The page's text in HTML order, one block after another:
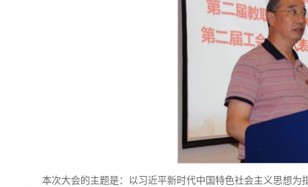
本次大会的主题是：以习近平新时代中国特色社会主义思想